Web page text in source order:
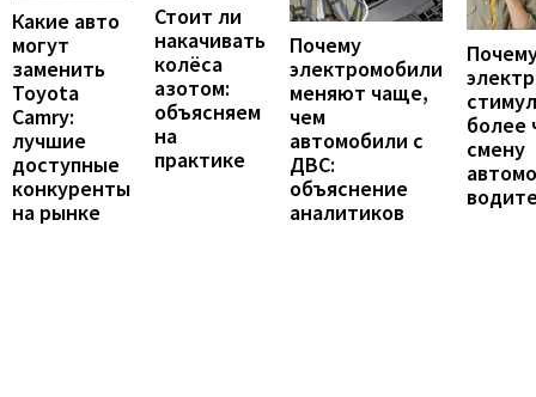
Какие авто
могут
заменить
Toyota
Camry:
лучшие
доступные
конкуренты
на рынке
Стоит ли
накачивать
колёса
азотом:
объясняем
на
практике
Почему
электромобили
меняют чаще,
чем
автомобили с
ДВС:
объяснение
аналитиков
более
смену